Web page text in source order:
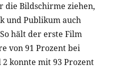
die Bildschirme ziehen,
und Publikum auch
hält der erste Film
von 91 Prozent bei
2 konnte mit 93 Prozent